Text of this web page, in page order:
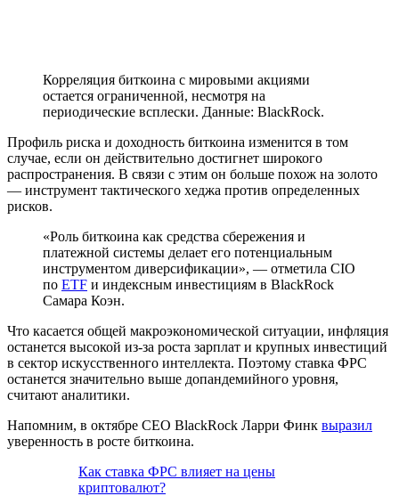
Корреляция биткоина с мировыми акциями
остается ограниченной, несмотря на
периодические всплески. Данные: BlackRock.
Профиль риска и доходность биткоина изменится в том
случае, если он действительно достигнет широкого
распространения. В связи с этим он больше похож на золото
— инструмент тактического хеджа против определенных
рисков.
«Роль биткоина как средства сбережения и
платежной системы делает его потенциальным
инструментом диверсификации», — отметила CIO
по ETF и индексным инвестициям в BlackRock
Самара Коэн.
Что касается общей макроэкономической ситуации, инфляция
останется высокой из-за роста зарплат и крупных инвестиций
в сектор искусственного интеллекта. Поэтому ставка ФРС
останется значительно выше допандемийного уровня,
считают аналитики.
Напомним, в октябре CEO BlackRock Ларри Финк выразил
уверенность в росте биткоина.
Как ставка ФРС влияет на цены
криптовалют?